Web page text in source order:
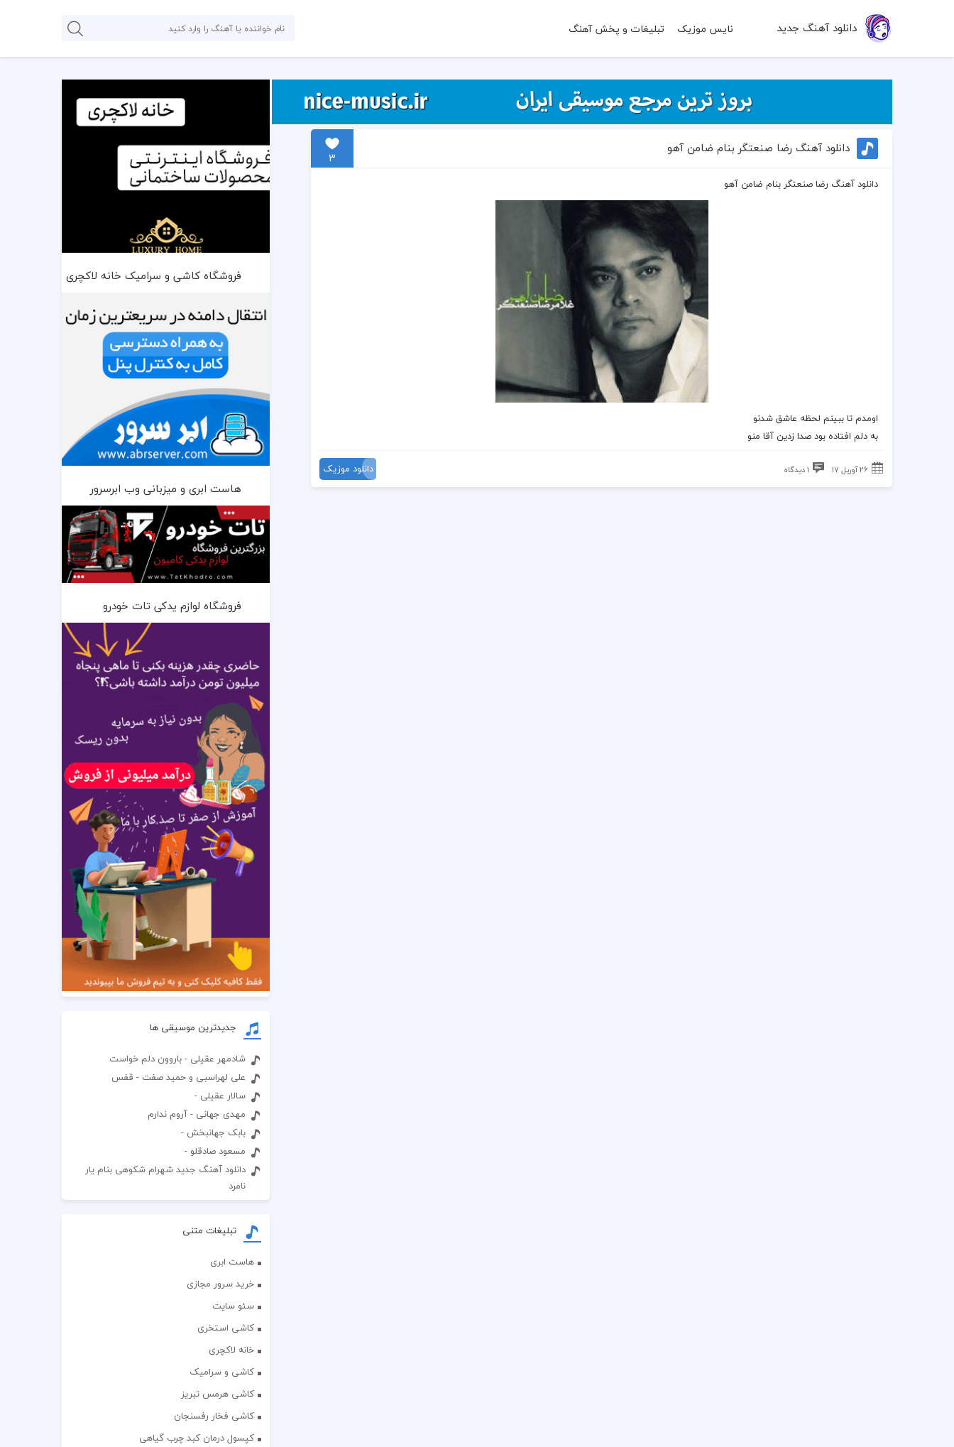
دانلود آهنگ جدید نایس موزیک تبلیغات و پخش آهنگ
دانلود آهنگ رضا صنعتگر بنام ضامن آهو
3
دانلود آهنگ رضا صنعتگر بنام ضامن آهو
اومدم تا ببینم لحظه عاشق شدنو
به دلم افتاده بود صدا زدین آقا منو
26 آوریل 17 1 دیدگاه دانلود موزیک
فروشگاه کاشی و سرامیک خانه لاکچری
هاست ابری و میزبانی وب ابرسرور
فروشگاه لوازم یدکی تات خودرو
جدیدترین موسیقی ها
شادمهر عقیلی - باروون دلم خواست
علی لهراسبی و حمید صفت - قفس
سالار عقیلی -
مهدی جهانی - آروم ندارم
بابک جهانبخش -
مسعود صادقلو -
دانلود آهنگ جدید شهرام شکوهی بنام یار
نامرد
تبلیغات متنی
هاست ابری
خرید سرور مجازی
سئو سایت
کاشی استخری
خانه لاکچری
کاشی و سرامیک
کاشی هرمس تبریز
کاشی فخار رفسنجان
کپسول درمان کبد چرب گیاهی